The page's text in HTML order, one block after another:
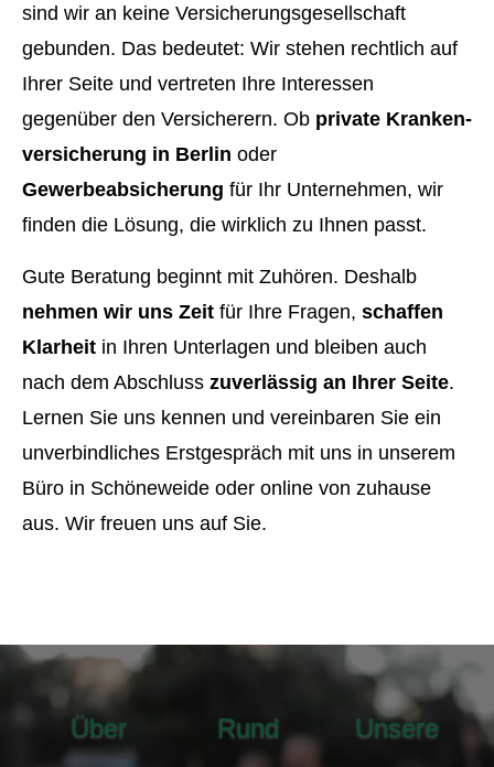
sind wir an keine Versicherungsgesellschaft
gebunden. Das bedeutet: Wir stehen rechtlich auf
Ihrer Seite und vertreten Ihre Interessen
gegenüber den Versicherern. Ob private Kranken­
ver­si­che­rung in Berlin oder
Gewerbeabsicherung für Ihr Unternehmen, wir
finden die Lösung, die wirklich zu Ihnen passt.
Gute Beratung beginnt mit Zuhören. Deshalb
nehmen wir uns Zeit für Ihre Fragen, schaffen
Klarheit in Ihren Unterlagen und bleiben auch
nach dem Abschluss zuverlässig an Ihrer Seite.
Lernen Sie uns kennen und vereinbaren Sie ein
unverbindliches Erstgespräch mit uns in unserem
Büro in Schöneweide oder online von zuhause
aus. Wir freuen uns auf Sie.
Über
Rund
Unsere